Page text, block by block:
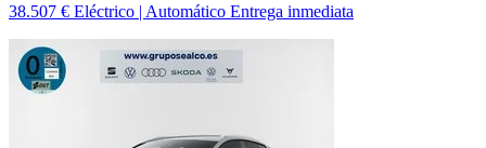
38.507 € Eléctrico | Automático Entrega inmediata